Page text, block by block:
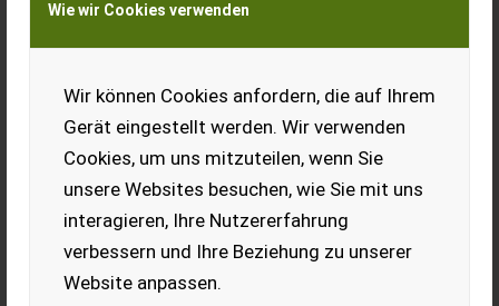
Wie wir Cookies verwenden
Wir können Cookies anfordern, die auf Ihrem
Gerät eingestellt werden. Wir verwenden
Cookies, um uns mitzuteilen, wenn Sie
unsere Websites besuchen, wie Sie mit uns
interagieren, Ihre Nutzererfahrung
verbessern und Ihre Beziehung zu unserer
Website anpassen.
Transport von Land- und Baumaschinen –
KEINE Tiertransporte
Ladeort
Ort